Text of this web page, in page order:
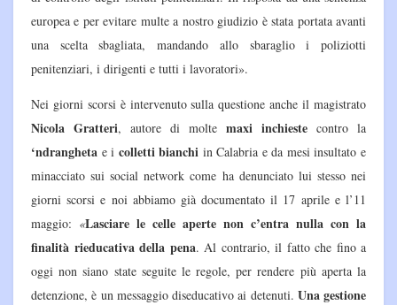
europea e per evitare multe a nostro giudizio è stata portata avanti
una scelta sbagliata, mandando allo sbaraglio i poliziotti
penitenziari, i dirigenti e tutti i lavoratori».
Nei giorni scorsi è intervenuto sulla questione anche il magistrato
Nicola Gratteri, autore di molte maxi inchieste contro la
‘ndrangheta e i colletti bianchi in Calabria e da mesi insultato e
minacciato sui social network come ha denunciato lui stesso nei
giorni scorsi e noi abbiamo già documentato il 17 aprile e l’11
maggio: «Lasciare le celle aperte non c’entra nulla con la
finalità rieducativa della pena. Al contrario, il fatto che fino a
oggi non siano state seguite le regole, per rendere più aperta la
detenzione, è un messaggio diseducativo ai detenuti. Una gestione